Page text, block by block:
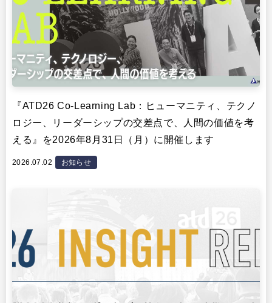
『ATD26 Co-Learning Lab：ヒューマニティ、テクノ
ロジー、リーダーシップの交差点で、人間の価値を考
える』を2026年8月31日（月）に開催します
2026.07.02 お知らせ